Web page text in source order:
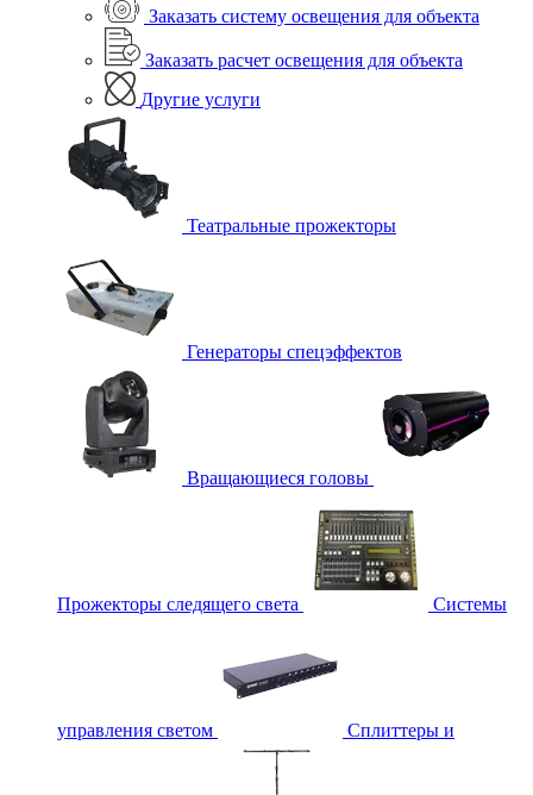
Заказать систему освещения для объекта
Заказать расчет освещения для объекта
Другие услуги
Театральные прожекторы
Генераторы спецэффектов
Вращающиеся головы
Прожекторы следящего света Системы
управления светом Сплиттеры и